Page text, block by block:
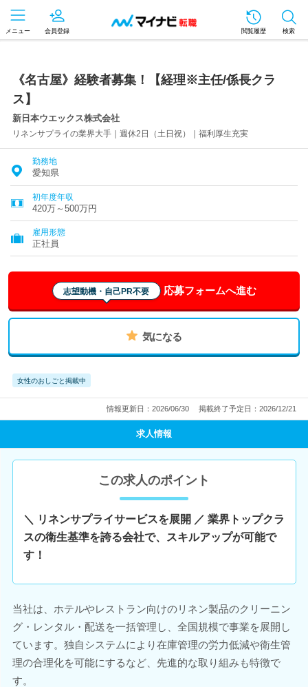
メニュー 会員登録 閲覧履歴 検索
《名古屋》経験者募集！【経理※主任/係長クラ
ス】
新日本ウエックス株式会社
リネンサプライの業界大手｜週休2日（土日祝）｜福利厚生充実
勤務地
愛知県
初年度年収
420万～500万円
雇用形態
正社員
志望動機・自己PR不要 応募フォームへ進む
気になる
女性のおしごと掲載中
情報更新日：2026/06/30 掲載終了予定日：2026/12/21
求人情報
この求人のポイント
＼ リネンサプライサービスを展開 ／ 業界トップクラ
スの衛生基準を誇る会社で、スキルアップが可能で
す！
当社は、ホテルやレストラン向けのリネン製品のクリーニン
グ・レンタル・配送を一括管理し、全国規模で事業を展開し
ています。独自システムにより在庫管理の労力低減や衛生管
理の合理化を可能にするなど、先進的な取り組みも特徴で
す。